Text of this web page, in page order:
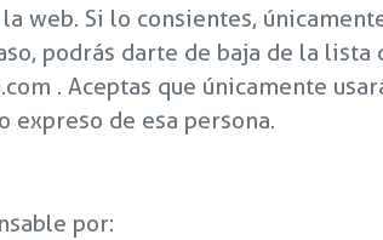
web. Si lo consientes,
podrás darte de baja de la
. Aceptas que únicamente
de esa persona.
por: